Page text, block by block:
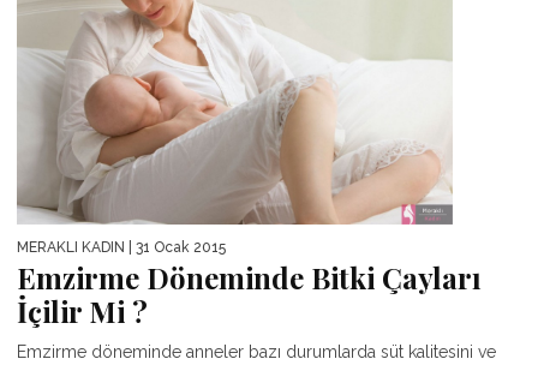
MERAKLI KADIN | 31 Ocak 2015
Emzirme Döneminde Bitki Çayları
İçilir Mi ?
Emzirme döneminde anneler bazı durumlarda süt kalitesini ve